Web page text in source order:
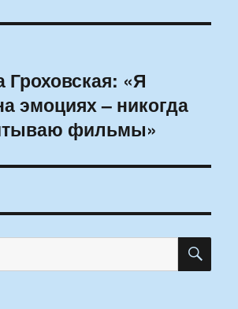
Гроховская: «Я
эмоциях – никогда
фильмы»